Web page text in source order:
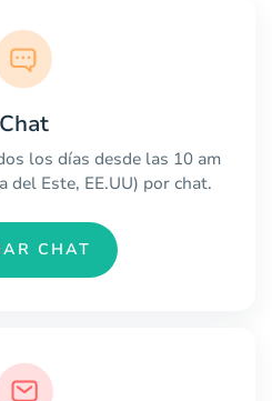
Chat
los días desde las 10 am
del Este, EE.UU) por chat.
CHAT